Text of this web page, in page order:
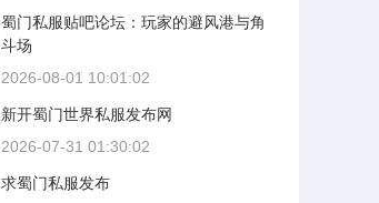
蜀门私服贴吧论坛：玩家的避风港与角
斗场
2026-08-01 10:01:02
新开蜀门世界私服发布网
2026-07-31 01:30:02
求蜀门私服发布